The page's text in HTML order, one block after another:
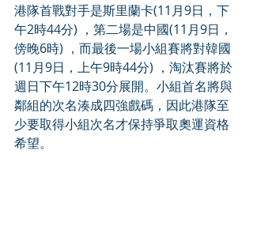
港隊首戰對手是斯里蘭卡(11月9日，下
午2時44分) ，第二場是中國(11月9日，
傍晚6時) ，而最後一場小組賽將對韓國
(11月9日，上午9時44分) ，淘汰賽將於
週日下午12時30分展開。小組首名將與
鄰組的次名湊成四強戲碼，因此港隊至
少要取得小組次名才保持爭取奧運資格
希望。